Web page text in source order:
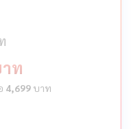
ท
4,699บาท